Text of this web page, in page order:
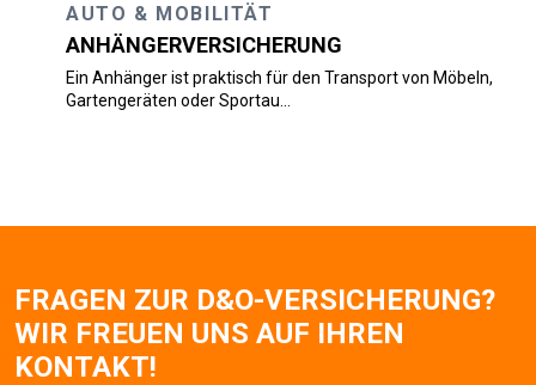
AUTO & MOBILITÄT
ANHÄNGERVERSICHERUNG
Ein Anhänger ist praktisch für den Transport von Möbeln,
Gartengeräten oder Sportau...
FRAGEN ZUR D&O-VERSICHERUNG?
WIR FREUEN UNS AUF IHREN
KONTAKT!